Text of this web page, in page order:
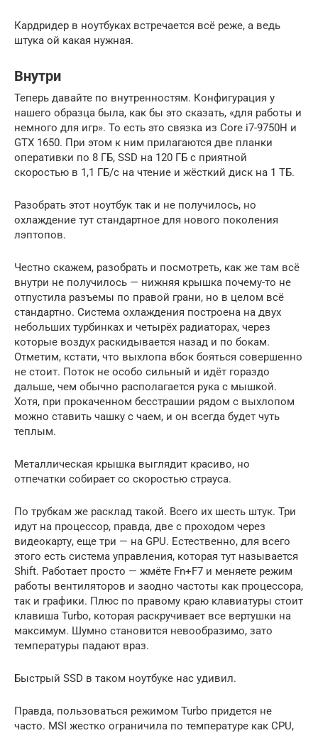
Кардридер в ноутбуках встречается всё реже, а ведь
штука ой какая нужная.
Внутри
Теперь давайте по внутренностям. Конфигурация у
нашего образца была, как бы это сказать, «для работы и
немного для игр». То есть это связка из Core i7-9750H и
GTX 1650. При этом к ним прилагаются две планки
оперативки по 8 ГБ, SSD на 120 ГБ с приятной
скоростью в 1,1 ГБ/с на чтение и жёсткий диск на 1 ТБ.
Разобрать этот ноутбук так и не получилось, но
охлаждение тут стандартное для нового поколения
лэптопов.
Честно скажем, разобрать и посмотреть, как же там всё
внутри не получилось — нижняя крышка почему-то не
отпустила разъемы по правой грани, но в целом всё
стандартно. Система охлаждения построена на двух
небольших турбинках и четырёх радиаторах, через
которые воздух раскидывается назад и по бокам.
Отметим, кстати, что выхлопа вбок бояться совершенно
не стоит. Поток не особо сильный и идёт гораздо
дальше, чем обычно располагается рука с мышкой.
Хотя, при прокаченном бесстрашии рядом с выхлопом
можно ставить чашку с чаем, и он всегда будет чуть
теплым.
Металлическая крышка выглядит красиво, но
отпечатки собирает со скоростью страуса.
По трубкам же расклад такой. Всего их шесть штук. Три
идут на процессор, правда, две с проходом через
видеокарту, еще три — на GPU. Естественно, для всего
этого есть система управления, которая тут называется
Shift. Работает просто — жмёте Fn+F7 и меняете режим
работы вентиляторов и заодно частоты как процессора,
так и графики. Плюс по правому краю клавиатуры стоит
клавиша Turbo, которая раскручивает все вертушки на
максимум. Шумно становится невообразимо, зато
температуры падают враз.
Быстрый SSD в таком ноутбуке нас удивил.
Правда, пользоваться режимом Turbo придется не
часто. MSI жестко ограничила по температуре как CPU,